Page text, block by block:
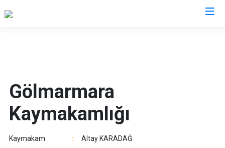
Akhisar
Alaşehir
Gölmarmara
Saruhanlı
Selendi
Soma
Gölmarmara
Kaymakamlığı
Kaymakam :
Altay KARADAĞ